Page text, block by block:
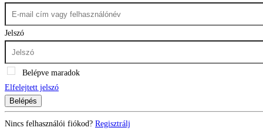
Jelszó
Belépve maradok
Elfelejtett jelszó
Belépés
Nincs felhasználói fiókod? Regisztrálj